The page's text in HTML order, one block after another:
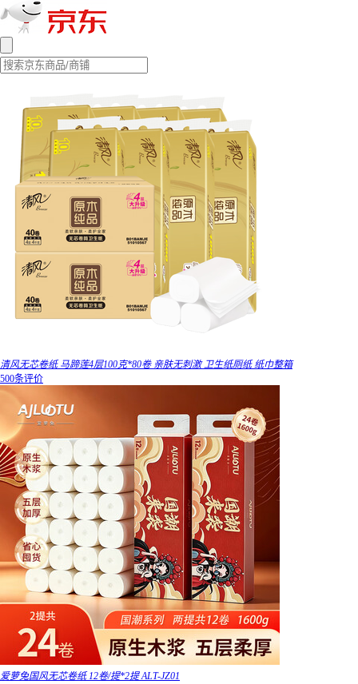
清风无芯卷纸 马蹄莲4层100克*80卷 亲肤无刺激 卫生纸厕纸 纸巾整箱
500条评价
爱萝兔国风无芯卷纸 12卷/提*2提 ALT-JZ01